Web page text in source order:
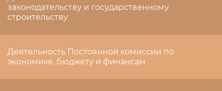
законодательству и государственному
строительству
Деятельность Постоянной комиссии по
экономике, бюджету и финансам